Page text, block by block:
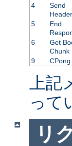
4
Send
5
End
6
Get
Chunk
9 CPong
上
って
リ